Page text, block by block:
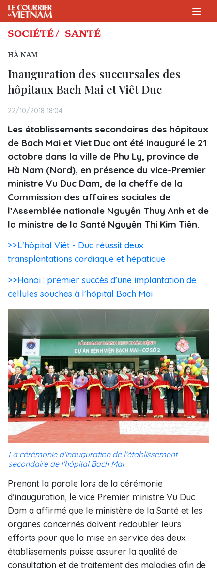
SOCIÉTÉ / SANTÉ
HÀ NAM
Inauguration des succursales des
hôpitaux Bach Mai et Viêt Duc
22/10/2018 18:04
Les établissements secondaires des hôpitaux
de Bach Mai et Viet Duc ont été inauguré le 21
octobre dans la ville de Phu Ly, province de
Hà Nam (Nord), en présence du vice-Premier
ministre Vu Duc Dam, de la cheffe de la
Commission des affaires sociales de
l’Assemblée nationale Nguyên Thuy Anh et de
la ministre de la Santé Nguyên Thi Kim Tiên.
>>L'hôpital Viêt - Duc réussit deux
transplantations cardiaque et hépatique
>>Hanoi : premier succès d’une implantation de
cellules souches à l'hôpital Bach Mai
La cérémonie d'inauguration de l'établissement
secondaire de l'hôpital Bach Mai.
Prenant la parole lors de la cérémonie
d’inauguration, le vice Premier ministre Vu Duc
Dam a affirmé que le ministère de la Santé et les
organes concernés doivent redoubler leurs
efforts pour que la mise en service des deux
établissements puisse assurer la qualité de
consultation et de traitement des maladies afin de